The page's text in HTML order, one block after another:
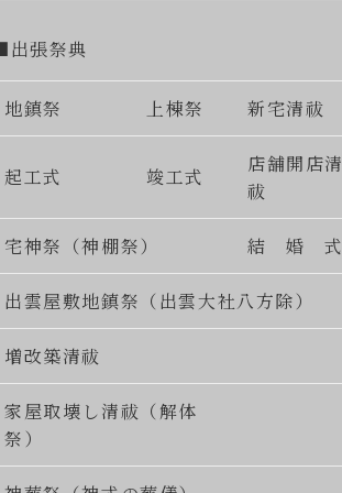
出張祭典
地鎮祭 上棟祭 新宅清祓
起工式 竣工式
店舗開店清
祓
宅神祭（神棚祭） 結 婚 式
出雲屋敷地鎮祭（出雲大社八方除）
増改築清祓
家屋取壊し清祓（解体
祭）